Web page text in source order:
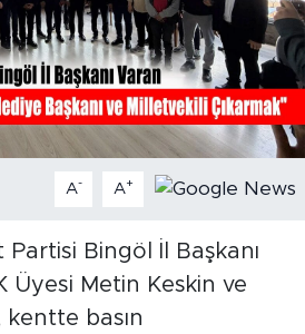
A- A+
Bingöl İl Başkanı
Üyesi Metin Keskin ve
basın